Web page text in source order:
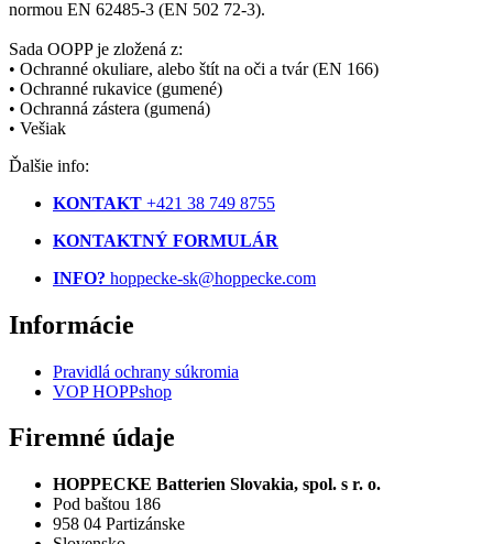
normou EN 62485-3 (EN 502 72-3).
Sada OOPP je zložená z:
• Ochranné okuliare, alebo štít na oči a tvár (EN 166)
• Ochranné rukavice (gumené)
• Ochranná zástera (gumená)
• Vešiak
Ďalšie info:
KONTAKT +421 38 749 8755
KONTAKTNÝ FORMULÁR
INFO? hoppecke-sk@hoppecke.com
Informácie
Pravidlá ochrany súkromia
VOP HOPPshop
Firemné údaje
HOPPECKE Batterien Slovakia, spol. s r. o.
Pod baštou 186
958 04 Partizánske